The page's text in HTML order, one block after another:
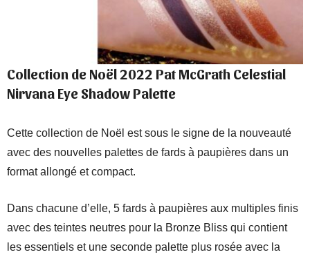
Collection de Noël 2022 Pat McGrath Celestial
Nirvana Eye Shadow Palette
Cette collection de Noël est sous le signe de la nouveauté
avec des nouvelles palettes de fards à paupières dans un
format allongé et compact.
Dans chacune d’elle, 5 fards à paupières aux multiples finis
avec des teintes neutres pour la Bronze Bliss qui contient
les essentiels et une seconde palette plus rosée avec la